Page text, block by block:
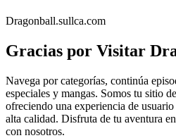
Dragonball.sullca.com
Gracias por Visitar
Navega por categorías, continúa
especiales y mangas. Somos tu sitio
ofreciendo una experiencia de
alta calidad. Disfruta de tu aventura
con nosotros.